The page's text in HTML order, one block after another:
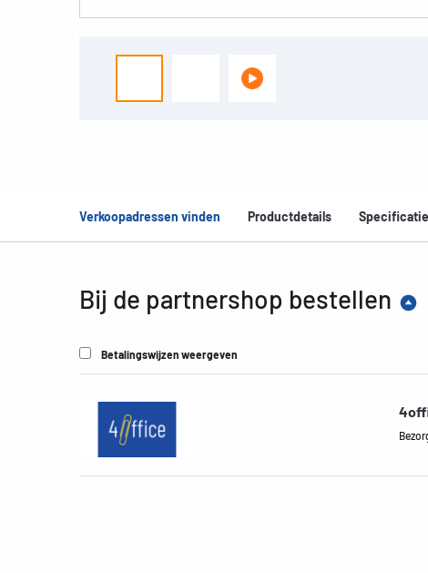
Verkoopadressen vinden Productdetails
Bij de partnershop bestellen
Betalingswijzen weergeven